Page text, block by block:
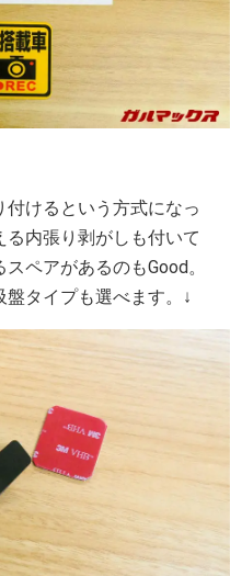
けるという方式になっ
内張り剥がしも付いて
ペアがあるのもGood。
タイプも選べます。↓